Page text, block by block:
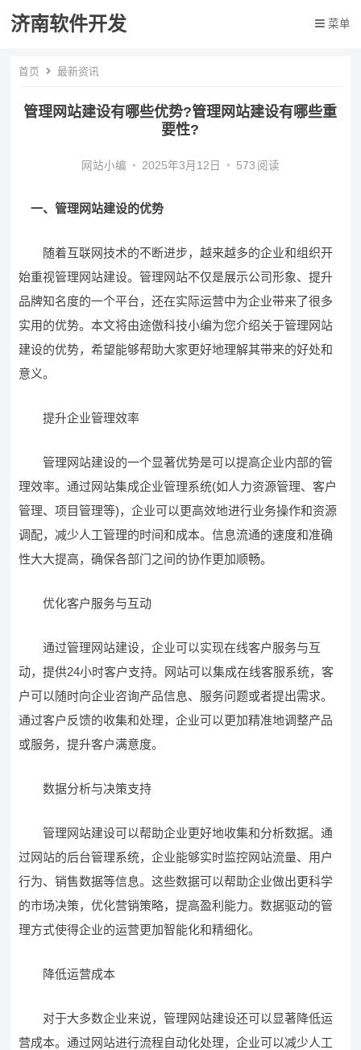
济南软件开发 菜单
首页 最新资讯
管理网站建设有哪些优势?管理网站建设有哪些重
要性?
网站小编 • 2025年3月12日 • 573 阅读
一、管理网站建设的优势
随着互联网技术的不断进步，越来越多的企业和组织开
始重视管理网站建设。管理网站不仅是展示公司形象、提升
品牌知名度的一个平台，还在实际运营中为企业带来了很多
实用的优势。本文将由途傲科技小编为您介绍关于管理网站
建设的优势，希望能够帮助大家更好地理解其带来的好处和
意义。
提升企业管理效率
管理网站建设的一个显著优势是可以提高企业内部的管
理效率。通过网站集成企业管理系统(如人力资源管理、客户
管理、项目管理等)，企业可以更高效地进行业务操作和资源
调配，减少人工管理的时间和成本。信息流通的速度和准确
性大大提高，确保各部门之间的协作更加顺畅。
优化客户服务与互动
通过管理网站建设，企业可以实现在线客户服务与互
动，提供24小时客户支持。网站可以集成在线客服系统，客
户可以随时向企业咨询产品信息、服务问题或者提出需求。
通过客户反馈的收集和处理，企业可以更加精准地调整产品
或服务，提升客户满意度。
数据分析与决策支持
管理网站建设可以帮助企业更好地收集和分析数据。通
过网站的后台管理系统，企业能够实时监控网站流量、用户
行为、销售数据等信息。这些数据可以帮助企业做出更科学
的市场决策，优化营销策略，提高盈利能力。数据驱动的管
理方式使得企业的运营更加智能化和精细化。
降低运营成本
对于大多数企业来说，管理网站建设还可以显著降低运
营成本。通过网站进行流程自动化处理，企业可以减少人工